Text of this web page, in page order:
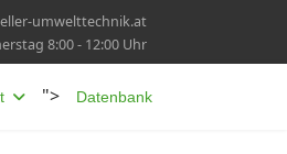
umwelttechnik.at
8:00 - 12:00 Uhr
"> Datenbank